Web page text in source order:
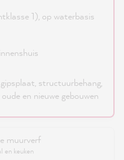
1), op waterbasis
structuurbehang,
en nieuwe gebouwen
muurverf
en keuken